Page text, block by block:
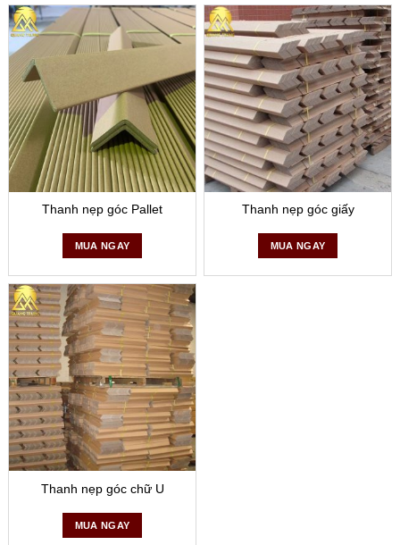
Thanh nẹp góc Pallet
MUA NGAY
Thanh nẹp góc giấy
MUA NGAY
Thanh nẹp góc chữ U
MUA NGAY